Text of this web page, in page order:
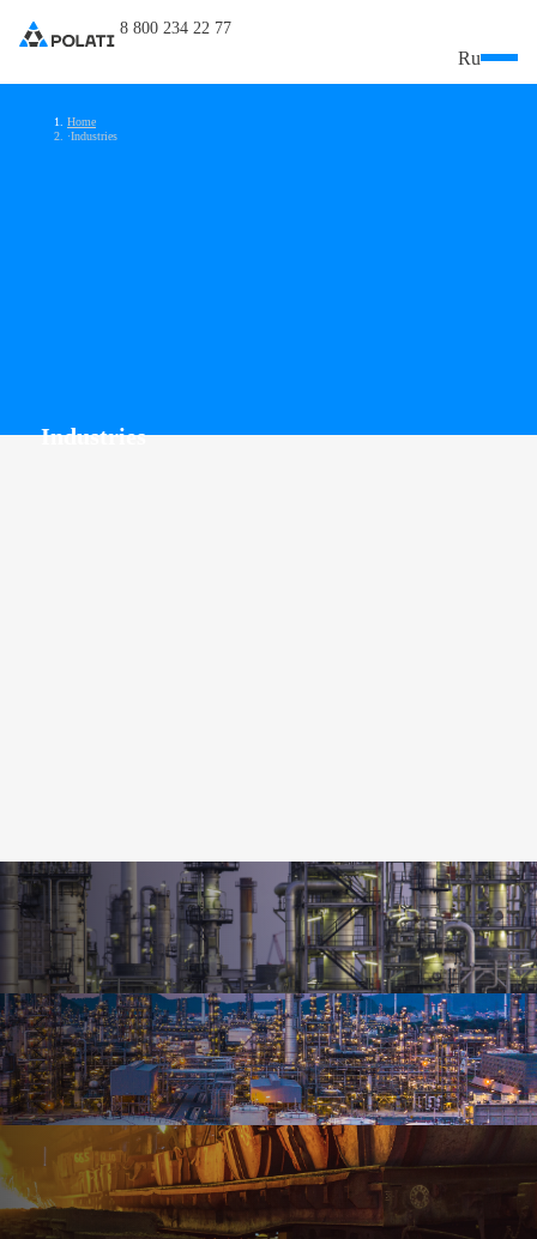
8 800 234 22 77
Ru
Home
Industries
Industries